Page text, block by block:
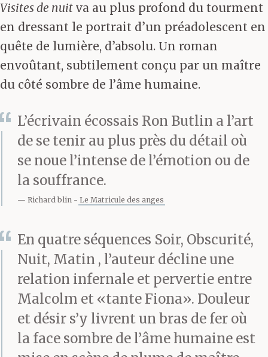
Visites de nuit va au plus profond du tourment
en dressant le portrait d’un préadolescent en
quête de lumière, d’absolu. Un roman
envoûtant, subtilement conçu par un maître
du côté sombre de l’âme humaine.
L’écrivain écossais Ron Butlin a l’art
de se tenir au plus près du détail où
se noue l’intense de l’émotion ou de
la souffrance.
Richard blin Le Matricule des anges
En quatre séquences Soir, Obscurité,
Nuit, Matin , l’auteur décline une
relation infernale et pervertie entre
Malcolm et «tante Fiona». Douleur
et désir s’y livrent un bras de fer où
la face sombre de l’âme humaine est